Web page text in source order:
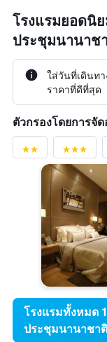
โรงแรมยอดนิ
ประชุมนานาช
ใส่วันที่เดินท
ราคาที่ดีที่สุด
ตัวกรองโดยการจั
โรงแรมทั้งหมด
ประชุมนานาชา